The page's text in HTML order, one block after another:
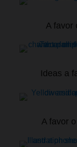
A favor
Ideas a
A favor